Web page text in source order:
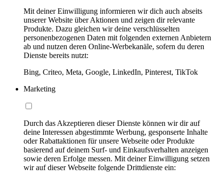
Mit deiner Einwilligung informieren wir dich auch abseits
unserer Website über Aktionen und zeigen dir relevante
Produkte. Dazu gleichen wir deine verschlüsselten
personenbezogenen Daten mit folgenden externen Anbietern
ab und nutzen deren Online-Werbekanäle, sofern du deren
Dienste bereits nutzt:
Bing, Criteo, Meta, Google, LinkedIn, Pinterest, TikTok
Marketing
Durch das Akzeptieren dieser Dienste können wir dir auf
deine Interessen abgestimmte Werbung, gesponserte Inhalte
oder Rabattaktionen für unsere Webseite oder Produkte
basierend auf deinem Surf- und Einkaufsverhalten anzeigen
sowie deren Erfolge messen. Mit deiner Einwilligung setzen
wir auf dieser Webseite folgende Drittdienste ein: